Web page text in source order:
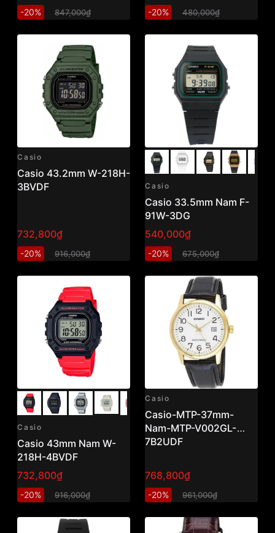
-20% 847,000₫ -20% 480,000₫
Casio
Casio 43.2mm W-218H-
3BVDF
732,800₫
-20% 916,000₫
Casio
Casio 33.5mm Nam F-
91W-3DG
540,000₫
-20% 675,000₫
Casio
Casio 43mm Nam W-
218H-4BVDF
732,800₫
-20% 916,000₫
Casio
Casio-MTP-37mm-
Nam-MTP-V002GL-
7B2UDF
768,800₫
-20% 961,000₫